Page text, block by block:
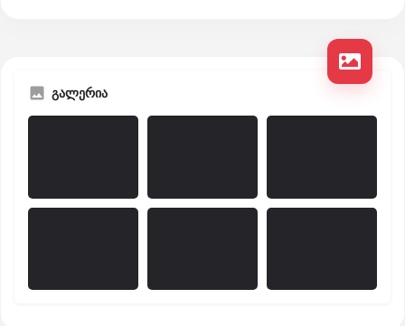
გალერია